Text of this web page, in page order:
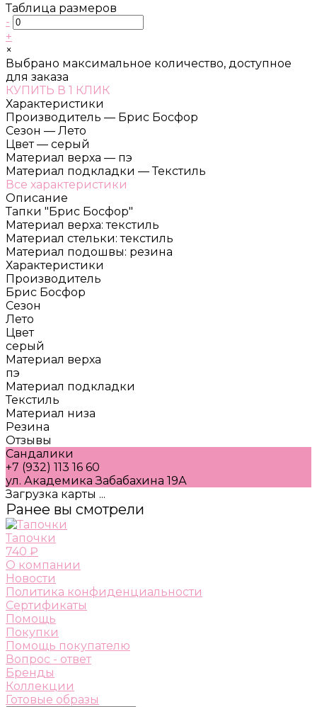
Таблица размеров
-
+
×
Выбрано максимальное количество, доступное
для заказа
КУПИТЬ В 1 КЛИК
Характеристики
Производитель — Брис Босфор
Сезон — Лето
Цвет — серый
Материал верха — пэ
Материал подкладки — Текстиль
Все характеристики
Описание
Тапки "Брис Босфор"
Материал верха: текстиль
Материал стельки: текстиль
Материал подошвы: резина
Характеристики
Производитель
Брис Босфор
Сезон
Лето
Цвет
серый
Материал верха
пэ
Материал подкладки
Текстиль
Материал низа
Резина
Отзывы
Сандалики
+7 (932) 113 16 60
ул. Академика Забабахина 19А
Загрузка карты ...
Ранее вы смотрели
Тапочки
740 ₽
О компании
Новости
Политика конфиденциальности
Сертификаты
Помощь
Покупки
Помощь покупателю
Вопрос - ответ
Бренды
Коллекции
Готовые образы